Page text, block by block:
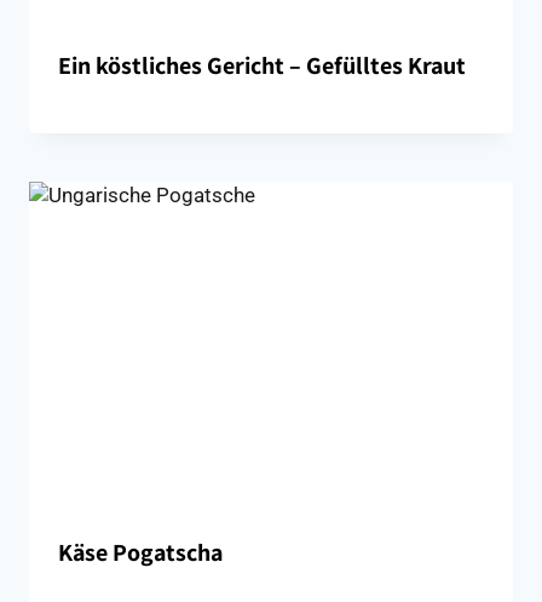
Ein köstliches Gericht – Gefülltes Kraut
Käse Pogatscha